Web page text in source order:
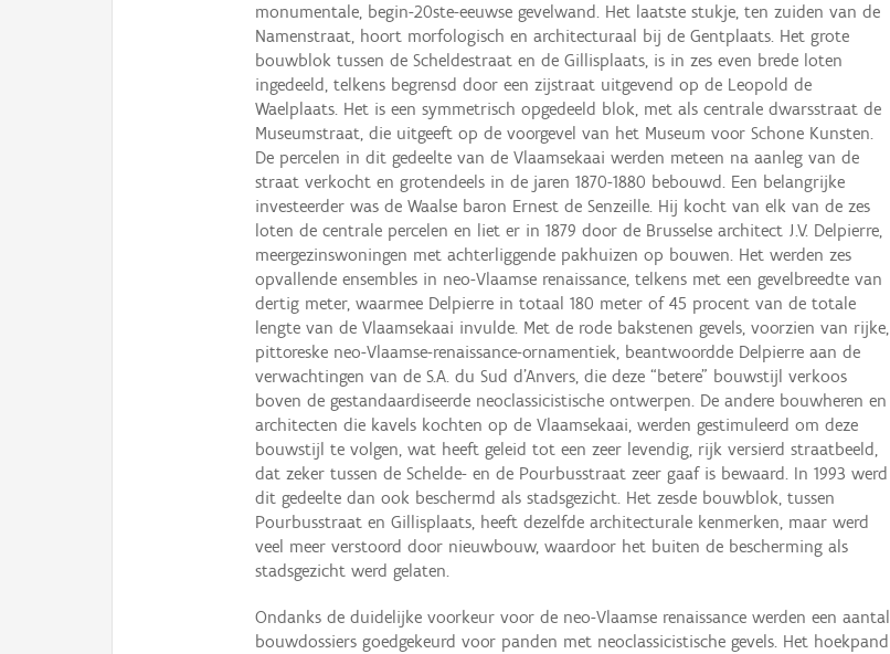
monumentale, begin-20ste-eeuwse gevelwand. Het laatste stukje, ten zuiden van de
Namenstraat, hoort morfologisch en architecturaal bij de Gentplaats. Het grote
bouwblok tussen de Scheldestraat en de Gillisplaats, is in zes even brede loten
ingedeeld, telkens begrensd door een zijstraat uitgevend op de Leopold de
Waelplaats. Het is een symmetrisch opgedeeld blok, met als centrale dwarsstraat de
Museumstraat, die uitgeeft op de voorgevel van het Museum voor Schone Kunsten.
De percelen in dit gedeelte van de Vlaamsekaai werden meteen na aanleg van de
straat verkocht en grotendeels in de jaren 1870-1880 bebouwd. Een belangrijke
investeerder was de Waalse baron Ernest de Senzeille. Hij kocht van elk van de zes
loten de centrale percelen en liet er in 1879 door de Brusselse architect J.V. Delpierre,
meergezinswoningen met achterliggende pakhuizen op bouwen. Het werden zes
opvallende ensembles in neo-Vlaamse renaissance, telkens met een gevelbreedte van
dertig meter, waarmee Delpierre in totaal 180 meter of 45 procent van de totale
lengte van de Vlaamsekaai invulde. Met de rode bakstenen gevels, voorzien van rijke,
pittoreske neo-Vlaamse-renaissance-ornamentiek, beantwoordde Delpierre aan de
verwachtingen van de S.A. du Sud d’Anvers, die deze “betere” bouwstijl verkoos
boven de gestandaardiseerde neoclassicistische ontwerpen. De andere bouwheren en
architecten die kavels kochten op de Vlaamsekaai, werden gestimuleerd om deze
bouwstijl te volgen, wat heeft geleid tot een zeer levendig, rijk versierd straatbeeld,
dat zeker tussen de Schelde- en de Pourbusstraat zeer gaaf is bewaard. In 1993 werd
dit gedeelte dan ook beschermd als stadsgezicht. Het zesde bouwblok, tussen
Pourbusstraat en Gillisplaats, heeft dezelfde architecturale kenmerken, maar werd
veel meer verstoord door nieuwbouw, waardoor het buiten de bescherming als
stadsgezicht werd gelaten.
Ondanks de duidelijke voorkeur voor de neo-Vlaamse renaissance werden een aantal
bouwdossiers goedgekeurd voor panden met neoclassicistische gevels. Het hoekpand